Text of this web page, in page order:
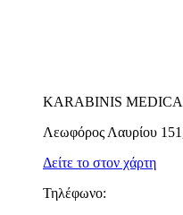
KARABINIS
Λεωφόρος Λαυρίου
Δείτε το στον χάρτη
Τηλέφωνο: